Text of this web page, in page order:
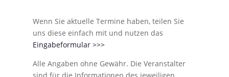
Wenn Sie aktuelle Termine haben, teilen Sie
uns diese einfach mit und nutzen das
Eingabeformular >>>
Alle Angaben ohne Gewähr. Die Veranstalter